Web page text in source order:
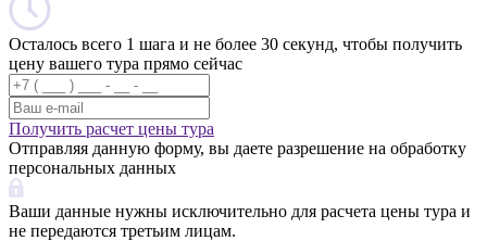
Осталось всего 1 шага и не более 30 секунд, чтобы получить
цену вашего тура прямо сейчас
Получить расчет цены тура
Отправляя данную форму, вы даете разрешение на обработку
персональных данных
Ваши данные нужны исключительно для расчета цены тура и
не передаются третьим лицам.